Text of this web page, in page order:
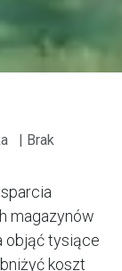
| Brak
magazynów
objąć tysiące
koszt